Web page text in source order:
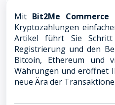
Mit Bit2Me Commerce
Kryptozahlungen
Artikel führt Sie
Registrierung und den
Bitcoin, Ethereum und
Währungen und eröffnet
neue Ära der